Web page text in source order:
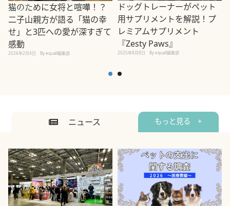
猫のために女将と喧嘩！？
二子山親方が語る「猫の幸
せ」と3匹への愛が深すぎて
感動
2026年2月4日 By equall編集部
ドッグトレーナーがペット
用サプリメントを解説！プ
レミアムサプリメント
『Zesty Paws』
2025年8月8日 By equall編集部
ニュース もっと見る +